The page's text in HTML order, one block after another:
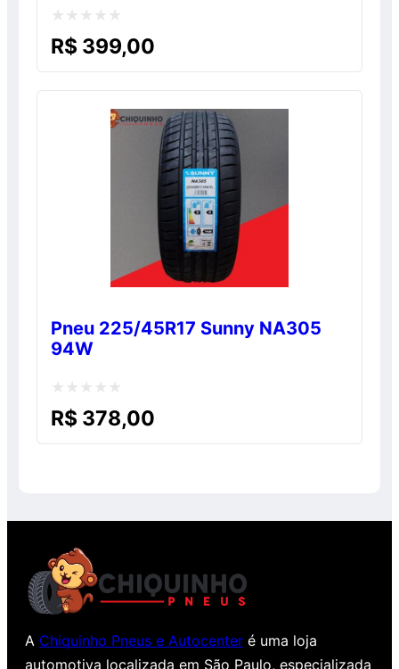
Avaliação
R$ 399,00
Pneu 225/45R17 Sunny NA305
94W
Avaliação
R$ 378,00
A Chiquinho Pneus e Autocenter é uma loja
automotiva localizada em São Paulo, especializada